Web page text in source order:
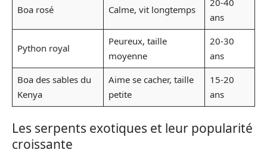
Boa rosé Calme, vit longtemps
20-40
ans
Python royal
Peureux, taille
moyenne
20-30
ans
Boa des sables du
Kenya
Aime se cacher, taille
petite
15-20
ans
Les serpents exotiques et leur popularité
croissante